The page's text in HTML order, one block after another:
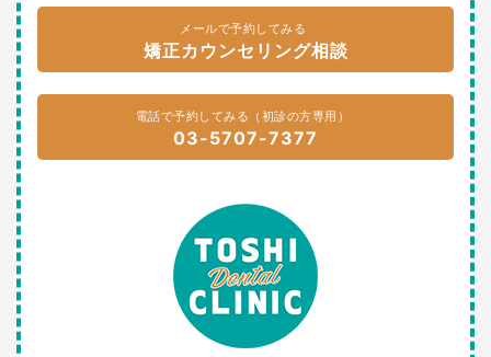
メールで予約してみる
矯正カウンセリング相談
電話で予約してみる（初診の方専用）
03-5707-7377